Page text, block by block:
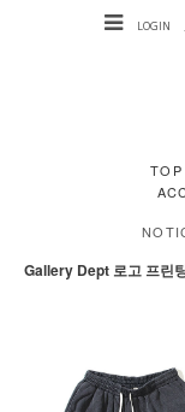
LOGIN
TOP
Gallery Dept 로고 프린